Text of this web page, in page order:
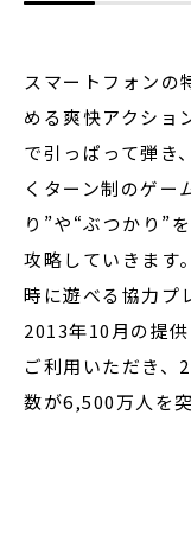
スマートフォンの
める爽快アクショ
で引っぱって弾き
くターン制のゲー
り”や“ぶつかり”
攻略していきます
時に遊べる協力プ
2013年10月の提
ご利用いただき、
数が6,500万人を